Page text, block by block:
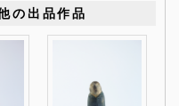
の出品作品